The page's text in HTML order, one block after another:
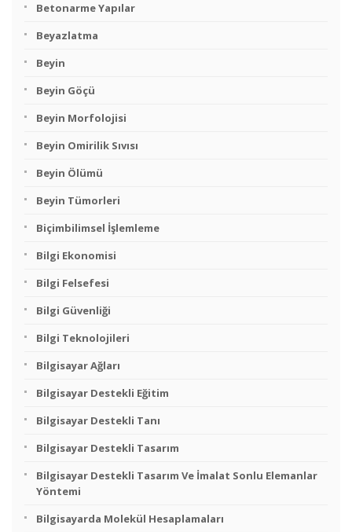
Betonarme Yapılar
Beyazlatma
Beyin
Beyin Göçü
Beyin Morfolojisi
Beyin Omirilik Sıvısı
Beyin Ölümü
Beyin Tümorleri
Biçimbilimsel İşlemleme
Bilgi Ekonomisi
Bilgi Felsefesi
Bilgi Güvenliği
Bilgi Teknolojileri
Bilgisayar Ağları
Bilgisayar Destekli Eğitim
Bilgisayar Destekli Tanı
Bilgisayar Destekli Tasarım
Bilgisayar Destekli Tasarım Ve İmalat Sonlu Elemanlar
Yöntemi
Bilgisayarda Molekül Hesaplamaları